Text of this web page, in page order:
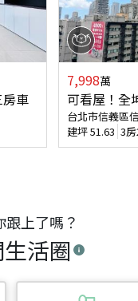
上了嗎？
活圈
房車
7,998萬
可看屋！全
台北市信義區
建坪51.63 3